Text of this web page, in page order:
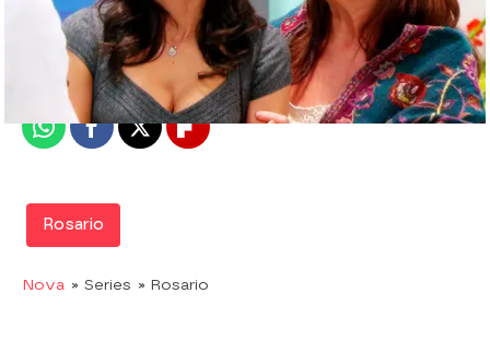
Nova
Madrid
Publicado:31 de agosto de 2017, 17:33
WhatsappFacebook
X Flipboard
Rosario
Nova » Series » Rosario